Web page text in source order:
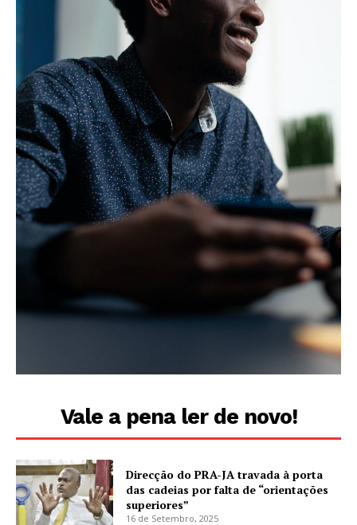
Vale a pena ler de novo!
Direcção do PRA-JA travada à porta
das cadeias por falta de “orientações
superiores”
16 de Setembro, 2025